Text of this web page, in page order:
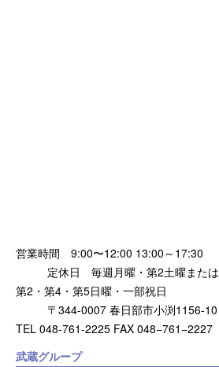
営業時間 9:00〜12:00 13:00～17:30
定休日 毎週月曜・第2土曜または
第2・第4・第5日曜・一部祝日
〒344-0007 春日部市小渕1156-10
TEL 048-761-2225 FAX 048−761−2227
武蔵グループ